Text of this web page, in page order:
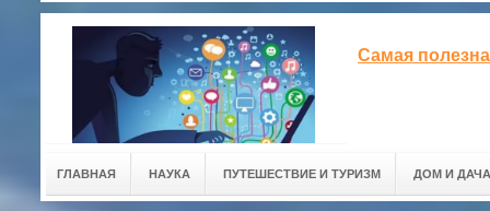
Самая
ГЛАВНАЯ НАУКА ПУТЕШЕСТВИЕ И ТУРИЗМ ДОМ И ДАЧА